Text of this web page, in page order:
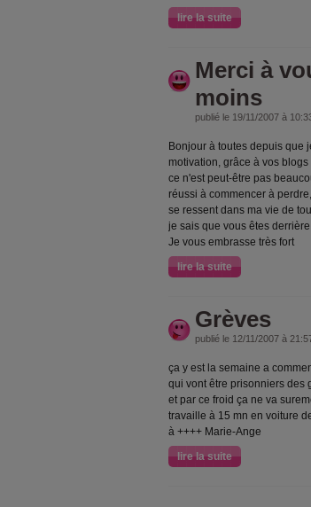
lire la suite
Merci à
moins
publié le 19/11/2007 à
Bonjour à toutes depuis que
motivation, grâce à vos
ce n'est peut-être pas
réussi à commencer à
se ressent dans ma vie de
je sais que vous êtes
Je vous embrasse très fort
lire la suite
Grèves
publié le 12/11/2007 à
ça y est la semaine a
qui vont être prisonniers des
et par ce froid ça ne va
travaille à 15 mn en voiture
à ++++ Marie-Ange
lire la suite